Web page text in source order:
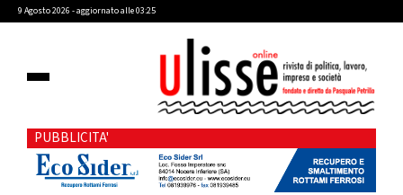
9 Agosto 2026 - aggiornato alle 03:25
PUBBLICITA'